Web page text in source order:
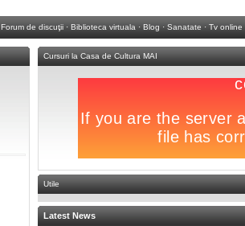
Forum de discuţii · Biblioteca virtuala · Blog · Sanatate · Tv online
Cursuri la Casa de Cultura MAI
Utile
Latest News